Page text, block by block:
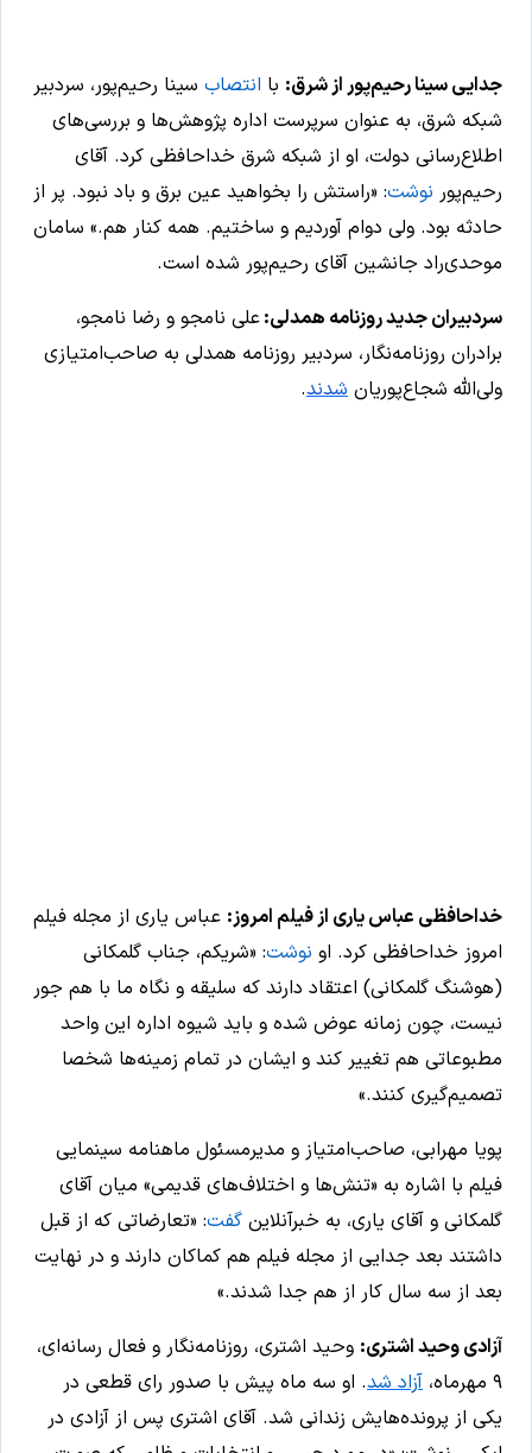
جدایی سینا رحیم‌پور از شرق:با انتصابسینا رحیم‌پور، سردبیر
شبکه شرق، به عنوان سرپرست اداره پژوهش‌ها و بررسی‌های
اطلاع‌رسانی دولت، او از شبکه شرق خداحافظی کرد. آقای
رحیم‌پور نوشت: «راستش را بخواهید عین برق و باد نبود. پر از
حادثه بود. ولی دوام آوردیم و ساختیم. همه کنار هم.» سامان
موحدی‌راد جانشین آقای رحیم‌پور شده است.
سردبیران جدید روزنامه همدلی:علی نامجو و رضا نامجو،
برادران روزنامه‌نگار، سردبیر روزنامه همدلی به صاحب‌امتیازی
ولی‌‌الله شجاع‌پوریان شدند.
خداحافظی عباس یاری از فیلم امروز:عباس یاری از مجله فیلم
امروز خداحافظی کرد. او نوشت: «شریکم، جناب گلمکانی
(هوشنگ گلمکانی) اعتقاد دارند که سلیقه و نگاه ما با هم جور
نیست، چون زمانه عوض شده و باید شیوه اداره این واحد
مطبوعاتی هم تغییر کند و ایشان در تمام زمینه‌ها شخصا
تصمیم‌گیری کنند.»
پویا مهرابی، صاحب‌امتیاز و مدیرمسئول ماهنامه سینمایی
فیلم با اشاره به «تنش‌ها و اختلاف‌های قدیمی» میان آقای
گلمکانی و آقای یاری، به خبرآنلاین گفت: «تعارضاتی که از قبل
داشتند بعد جدایی از مجله فیلم هم کماکان دارند و در نهایت
بعد از سه سال کار از هم جدا شدند.»
آزادی وحید اشتری:وحید اشتری، روزنامه‌نگار و فعال رسانه‌ای‌،
۹ مهرماه،
آزاد شد. او سه ماه پیش با صدور رای قطعی در
یکی از پرونده‌هایش زندانی شد. آقای اشتری پس از آزادی در